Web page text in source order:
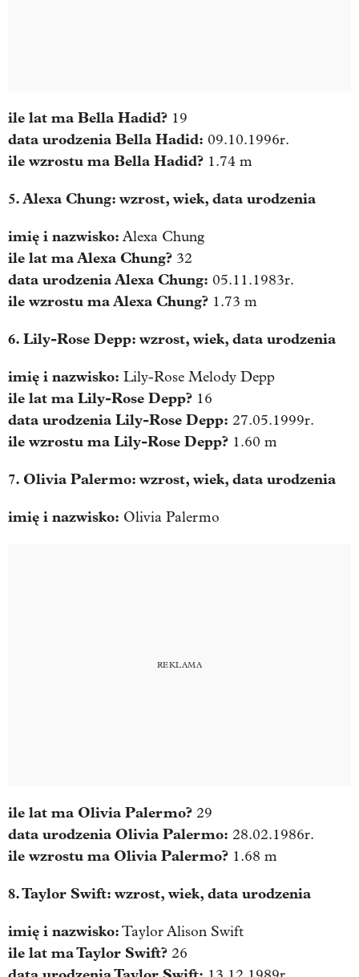
ile lat ma Bella Hadid? 19
data urodzenia Bella Hadid: 09.10.1996r.
ile wzrostu ma Bella Hadid? 1.74 m
5. Alexa Chung: wzrost, wiek, data urodzenia
imię i nazwisko: Alexa Chung
ile lat maAlexa Chung? 32
data urodzeniaAlexa Chung: 05.11.1983r.
ile wzrostu maAlexa Chung? 1.73 m
6. Lily-Rose Depp: wzrost, wiek, data urodzenia
imię i nazwisko: Lily-Rose Melody Depp
ile lat ma Lily-Rose Depp? 16
data urodzenia Lily-Rose Depp: 27.05.1999r.
ile wzrostu ma Lily-Rose Depp? 1.60 m
7. Olivia Palermo: wzrost, wiek, data urodzenia
imię i nazwisko: Olivia Palermo
ile lat ma Olivia Palermo? 29
data urodzenia Olivia Palermo: 28.02.1986r.
ile wzrostu ma Olivia Palermo? 1.68 m
8. Taylor Swift: wzrost, wiek, data urodzenia
imię i nazwisko:Taylor Alison Swift
ile lat maTaylor Swift? 26